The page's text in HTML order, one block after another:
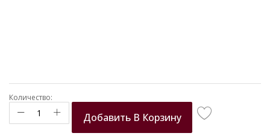
Количество:
Добавить В Корзину